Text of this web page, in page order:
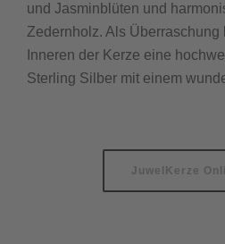
und Jasminblüten und
Zedernholz. Als Überraschung
Inneren der Kerze eine
Sterling Silber mit einem
JuwelKerze